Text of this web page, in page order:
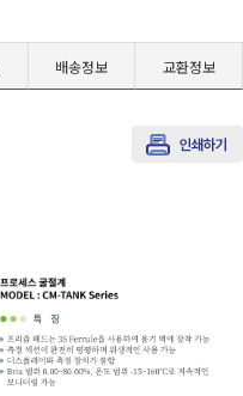
타
배송정보 교환정보